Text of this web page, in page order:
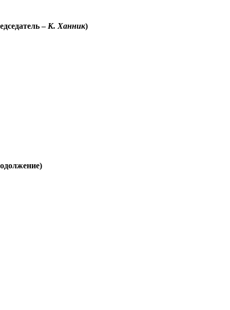
– К. Ханник)